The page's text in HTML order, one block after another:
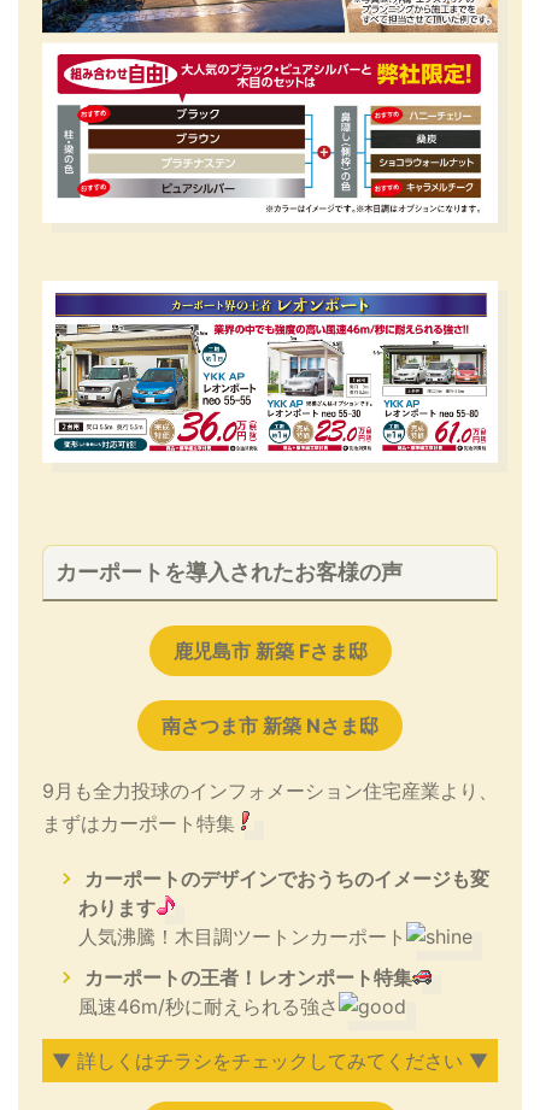
カーポートを導入されたお客様の声
鹿児島市 新築 Fさま邸
南さつま市 新築 Nさま邸
9月も全力投球のインフォメーション住宅産業より、
まずはカーポート特集
カーポートのデザインでおうちのイメージも変
わります
人気沸騰！木目調ツートンカーポート
カーポートの王者！レオンポート特集
風速46m/秒に耐えられる強さ
▼ 詳しくはチラシをチェックしてみてください ▼